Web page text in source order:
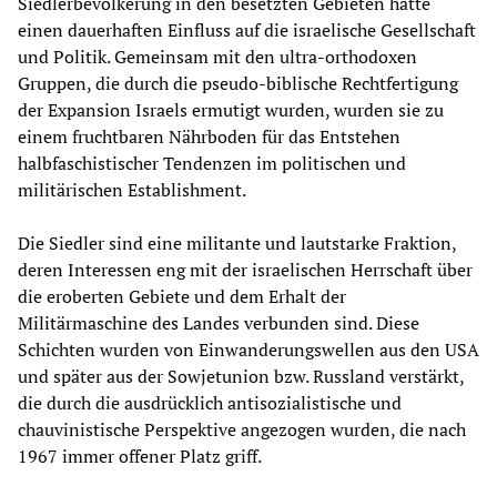
einen dauerhaften Einfluss auf die israelische Gesellschaft
und Politik. Gemeinsam mit den ultra-orthodoxen
Gruppen, die durch die pseudo-biblische Rechtfertigung
der Expansion Israels ermutigt wurden, wurden sie zu
einem fruchtbaren Nährboden für das Entstehen
halbfaschistischer Tendenzen im politischen und
militärischen Establishment.
Die Siedler sind eine militante und lautstarke Fraktion,
deren Interessen eng mit der israelischen Herrschaft über
die eroberten Gebiete und dem Erhalt der
Militärmaschine des Landes verbunden sind. Diese
Schichten wurden von Einwanderungswellen aus den USA
und später aus der Sowjetunion bzw. Russland verstärkt,
die durch die ausdrücklich antisozialistische und
chauvinistische Perspektive angezogen wurden, die nach
1967 immer offener Platz griff.